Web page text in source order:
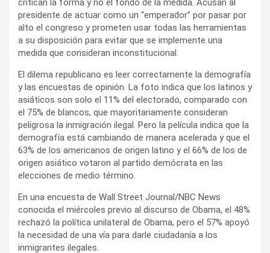
critican la forma y no el fondo de la medida. Acusan al
presidente de actuar como un “emperador” por pasar por
alto el congreso y prometen usar todas las herramientas
a su disposición para evitar que se implemente una
medida que consideran inconstitucional.
El dilema republicano es leer correctamente la demografía
y las encuestas de opinión. La foto indica que los latinos y
asiáticos son solo el 11% del electorado, comparado con
el 75% de blancos, que mayoritariamente consideran
peligrosa la inmigración ilegal. Pero la película indica que la
demografía está cambiando de manera acelerada y que el
63% de los americanos de origen latino y el 66% de los de
origen asiático votaron al partido demócrata en las
elecciones de medio término.
En una encuesta de Wall Street Journal/NBC News
conocida el miércoles previo al discurso de Obama, el 48%
rechazó la política unilateral de Obama, pero el 57% apoyó
la necesidad de una vía para darle ciudadanía a los
inmigrantes ilegales.